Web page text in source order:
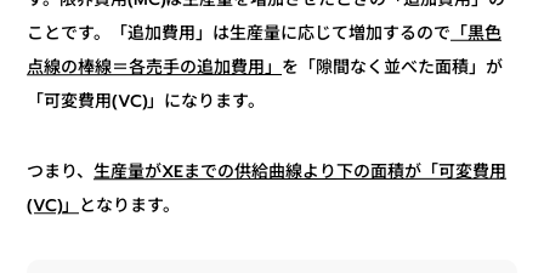
ことです。「追加費用」は生産量に応じて増加するので「黒色
点線の棒線＝各売手の追加費用」 を「隙間なく並べた面積」が
「可変費用(VC)」になります。
つまり、生産量がXEまでの供給曲線より下の面積が「可変費用
(VC)」 となります。